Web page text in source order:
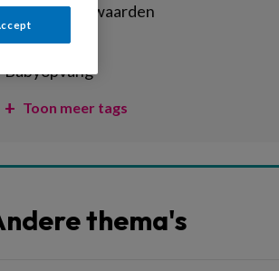
arbeidsvoorwaarden
armoede
babyopvang
Toon meer tags
thema's